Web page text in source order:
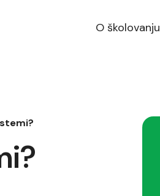
O školovanju